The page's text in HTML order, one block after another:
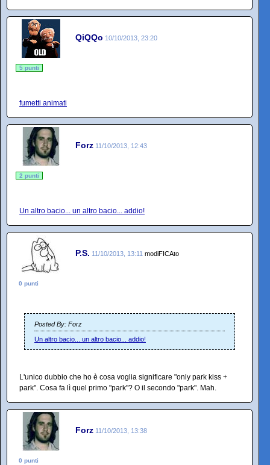
QiQQo 10/10/2013, 23:20
5 punti
fumetti animati
Forz 11/10/2013, 12:43
2 punti
Un altro bacio... un altro bacio... addio!
P.S. 11/10/2013, 13:11 modiFICAto
0 punti
Posted By: Forz
Un altro bacio... un altro bacio... addio!
L'unico dubbio che ho è cosa voglia significare "only park kiss +
park". Cosa fa lì quel primo "park"? O il secondo "park". Mah.
Forz 11/10/2013, 13:38
0 punti